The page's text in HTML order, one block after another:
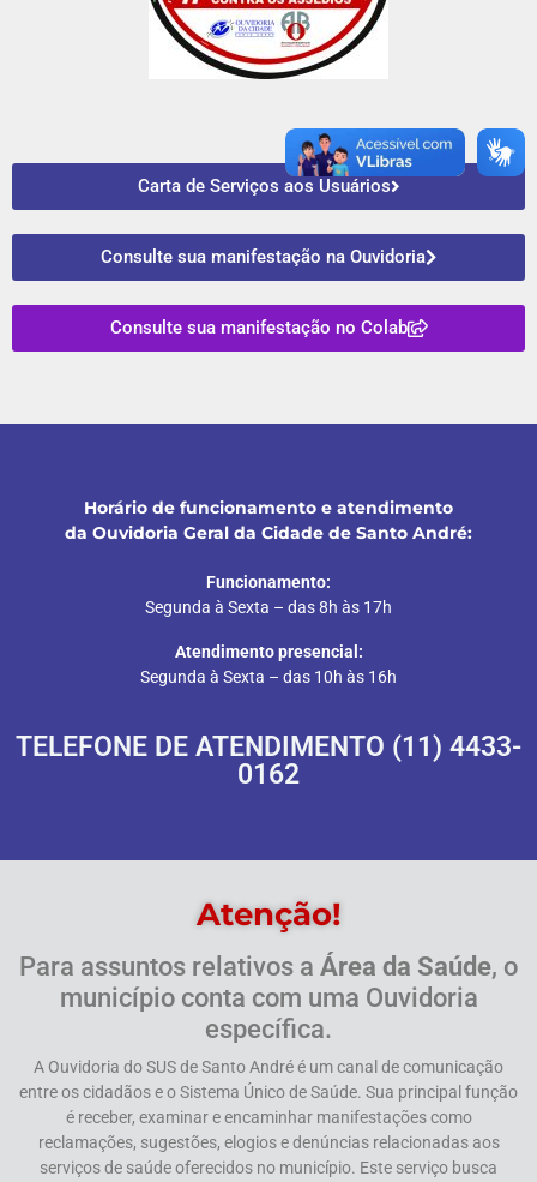
Carta de Serviços aos Usuários
Consulte sua manifestação na Ouvidoria
Consulte sua manifestação no Colab
Horário de funcionamento e atendimento
da Ouvidoria Geral da Cidade de Santo André:
Funcionamento:
Segunda à Sexta – das 8h às 17h
Atendimento presencial:
Segunda à Sexta – das 10h às 16h
TELEFONE DE ATENDIMENTO (11) 4433-
0162
Atenção!
Para assuntos relativos a Área da Saúde, o
município conta com uma Ouvidoria
específica.
A Ouvidoria do SUS de Santo André é um canal de comunicação
entre os cidadãos e o Sistema Único de Saúde. Sua principal função
é receber, examinar e encaminhar manifestações como
reclamações, sugestões, elogios e denúncias relacionadas aos
serviços de saúde oferecidos no município. Este serviço busca